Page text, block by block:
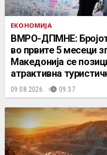
ЕКОНОМИЈА
ВМРО-ДПМНЕ: Бројот
во првите 5 месеци
Македонија се
атрактивна
09.08.2026. 09:37